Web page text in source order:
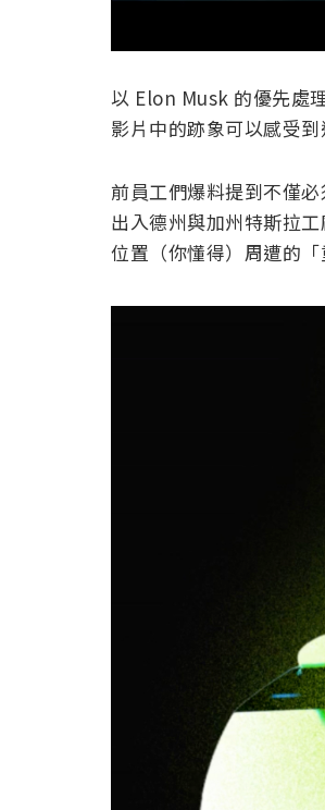
以 Elon Musk 的優先處
影片中的跡象可以感受
前員工們爆料提到不僅
出入德州與加州特斯拉
位置（你懂得）周遭的